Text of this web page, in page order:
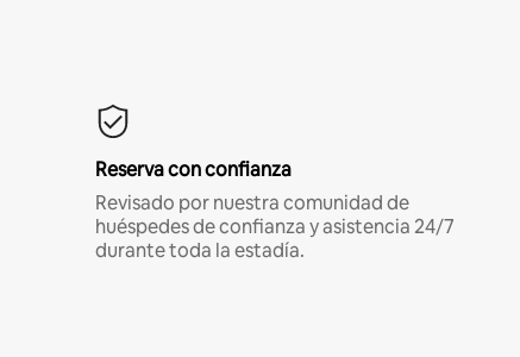
Reserva con confianza
Revisado por nuestra comunidad de
huéspedes de confianza y asistencia 24/7
durante toda la estadía.